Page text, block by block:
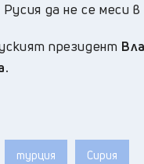
Русия да не се меси
президент
турция Сирия